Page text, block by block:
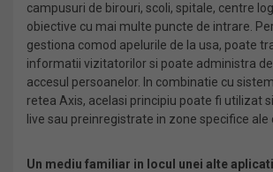
campusuri de birouri, scoli, spitale, centre
obiective cu mai multe puncte de intrare.
gestiona comod apelurile de la usa, poate
informatii vizitatorilor si poate administra
accesul persoanelor. In combinatie cu
retea Axis, acelasi principiu poate fi utilizat
live sau preinregistrate in zone specifice ale
Un mediu familiar in locul unei alte